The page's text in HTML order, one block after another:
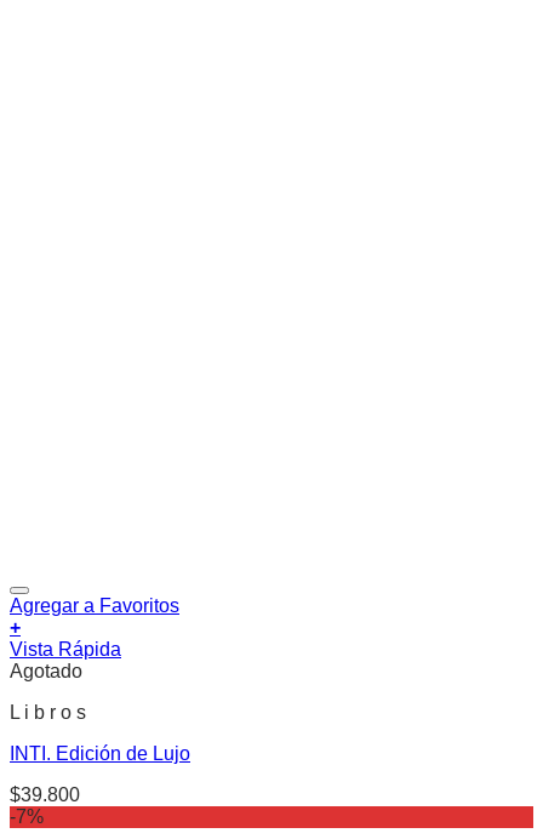
Agregar a Favoritos
+
Vista Rápida
Agotado
L i b r o s
INTI. Edición de Lujo
$39.800
-7%